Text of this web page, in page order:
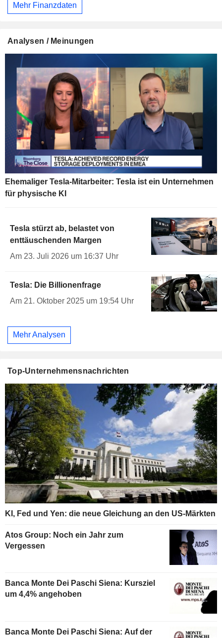
Mehr Finanzdaten
Analysen / Meinungen
Ehemaliger Tesla-Mitarbeiter: Tesla ist ein Unternehmen
für physische KI
Tesla stürzt ab, belastet von
enttäuschenden Margen
Am 23. Juli 2026 um 16:37 Uhr
Tesla: Die Billionenfrage
Am 21. Oktober 2025 um 19:54 Uhr
Mehr Analysen
Top-Unternehmensnachrichten
KI, Fed und Yen: die neue Gleichung an den US-Märkten
Atos Group: Noch ein Jahr zum
Vergessen
Banca Monte Dei Paschi Siena: Kursziel
um 4,4% angehoben
Banca Monte Dei Paschi Siena: Auf der